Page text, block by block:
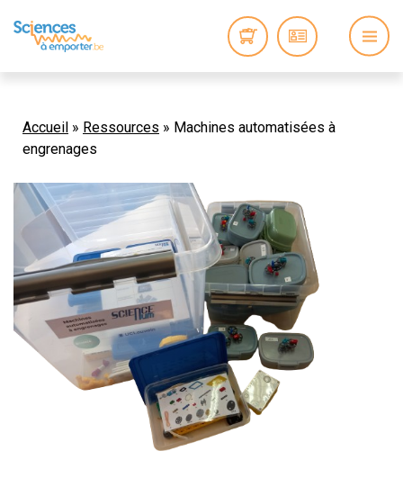
Accueil » Ressources » Machines automatisées à
engrenages